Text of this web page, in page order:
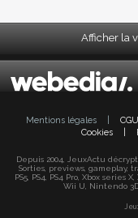
Afficher la
Mentions légales CGU
Cookies
Depuis 2004, JeuxActu
Sorties, previews, gameplay,
PS5, PS4, PS4 Pro, Xbox series
Wii U, Nintendo